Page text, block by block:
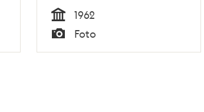
Tid
1962
Typ
Foto